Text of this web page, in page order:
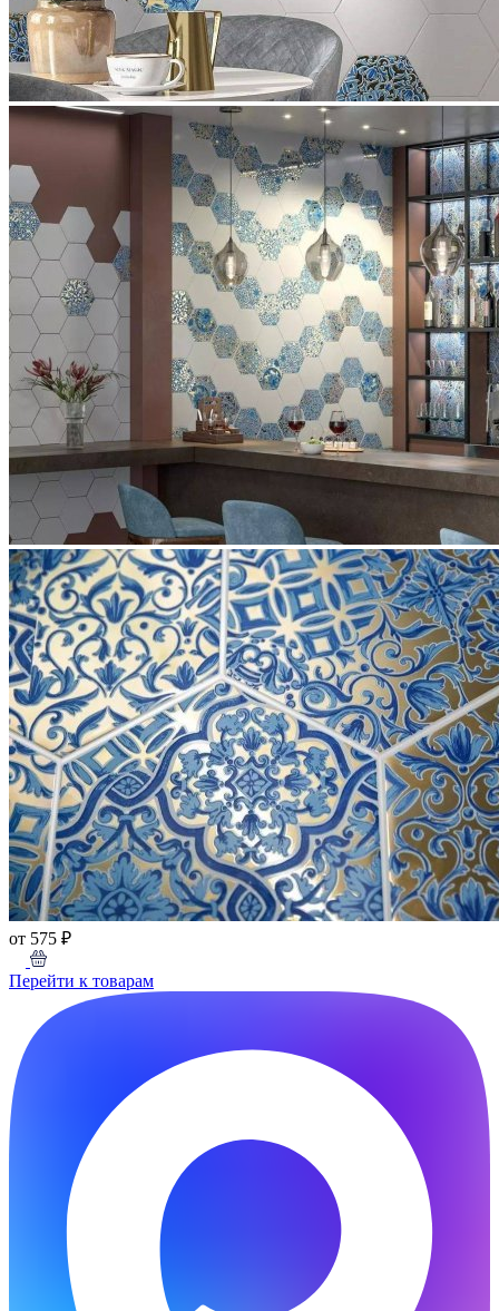
от 575 ₽
Перейти к товарам